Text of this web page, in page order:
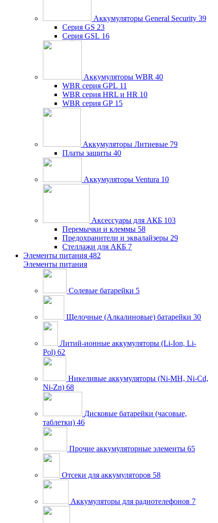
Аккумуляторы General Security 39
Серия GS 23
Серия GSL 16
Аккумуляторы WBR 40
WBR серия GPL 11
WBR серия HRL и HR 10
WBR серия GP 15
Аккумуляторы Литиевые 79
Платы защиты 40
Аккумуляторы Ventura 10
Аксессуары для АКБ 103
Перемычки и клеммы 58
Предохранители и эквалайзеры 29
Стеллажи для АКБ 7
Элементы питания 482
Элементы питания
Солевые батарейки 5
Щелочные (Алкалиновые) батарейки 30
Литий-ионные аккумуляторы (Li-Ion, Li-
Pol) 62
Никеливые аккумуляторы (Ni-MH, Ni-Cd,
Ni-Zn) 68
Дисковые батарейки (часовые,
таблетки) 46
Прочие аккумуляторные элементы 65
Отсеки для аккумуляторов 58
Аккумуляторы для радиотелефонов 7